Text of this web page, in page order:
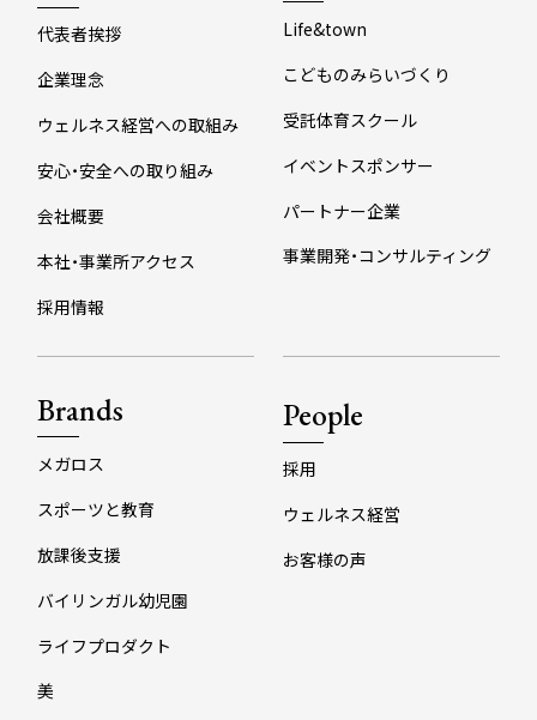
代表者挨拶
企業理念
ウェルネス経営への取組み
安心・安全への取り組み
会社概要
本社・事業所アクセス
採用情報
Brands
メガロス
スポーツと教育
放課後支援
バイリンガル幼児園
ライフプロダクト
美
Life&town
こどものみらいづくり
受託体育スクール
イベントスポンサー
パートナー企業
事業開発・コンサルティング
People
採用
ウェルネス経営
お客様の声